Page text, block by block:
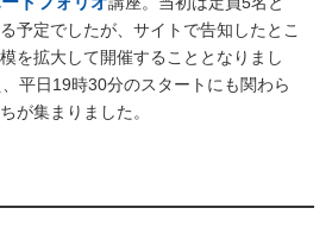
予定でしたが、サイトで告知したとこ
を拡大して開催することとなりまし
平日19時30分のスタートにも関わら
が集まりました。